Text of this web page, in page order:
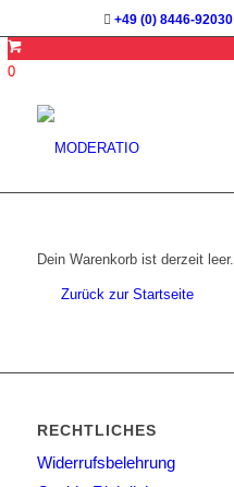
+49 (0) 8446-92030
0
Dein Warenkorb ist derzeit leer.
Zurück zur Startseite
RECHTLICHES
Widerrufsbelehrung